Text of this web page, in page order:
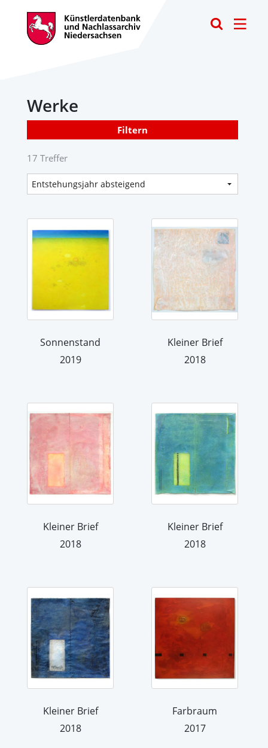
Werke
Filtern
17 Treffer
Sonnenstand
2019
Kleiner Brief
2018
Kleiner Brief
2018
Kleiner Brief
2018
Kleiner Brief
2018
Farbraum
2017